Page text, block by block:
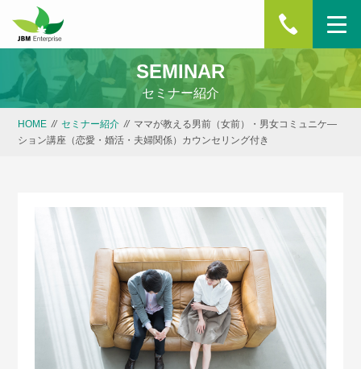
HOME
講師紹介
サービス
お客様の声
ブログ
Japanese Bar 椛
SEMINAR
セミナー紹介
HOME // セミナー紹介 // ママが教える男前（女前）・男女コミュニケ―
ション講座（恋愛・婚活・夫婦関係）カウンセリング付き